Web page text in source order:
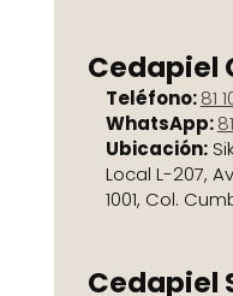
Cedapiel
Teléfono:81
WhatsApp:
Ubicación:
Local L-207,
1001, Col.
Cedapiel